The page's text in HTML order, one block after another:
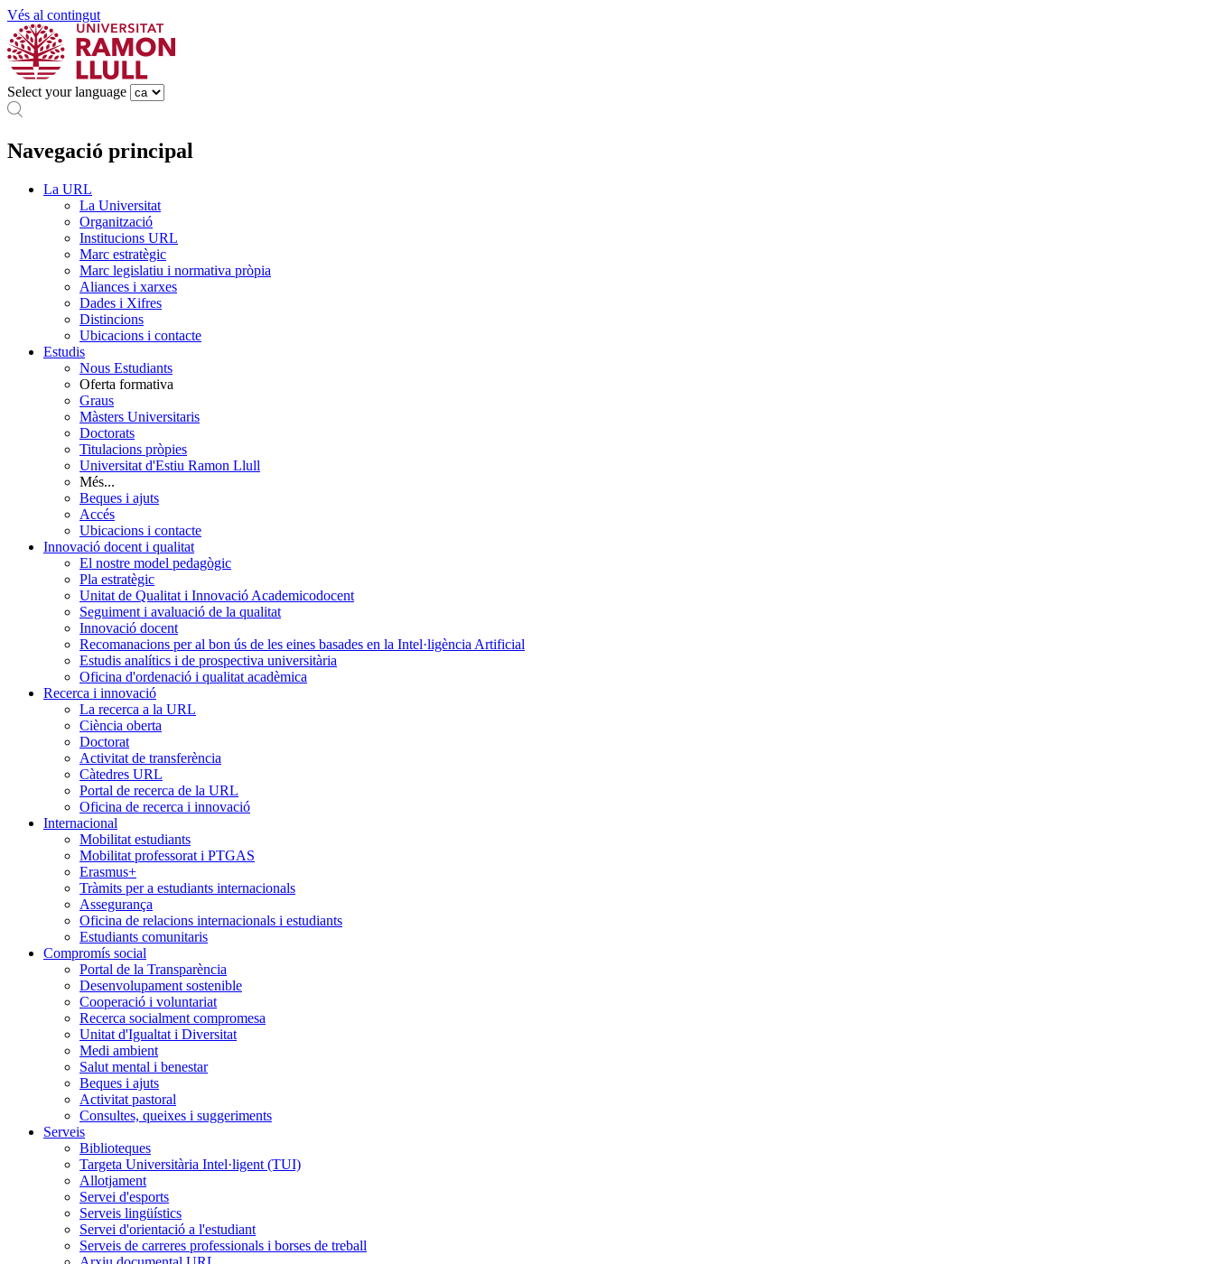
Vés al contingut
Select your language
Navegació principal
La URL
La Universitat
Organització
Institucions URL
Marc estratègic
Marc legislatiu i normativa pròpia
Aliances i xarxes
Dades i Xifres
Distincions
Ubicacions i contacte
Estudis
Nous Estudiants
Oferta formativa
Graus
Màsters Universitaris
Doctorats
Titulacions pròpies
Universitat d'Estiu Ramon Llull
Més...
Beques i ajuts
Accés
Ubicacions i contacte
Innovació docent i qualitat
El nostre model pedagògic
Pla estratègic
Unitat de Qualitat i Innovació Academicodocent
Seguiment i avaluació de la qualitat
Innovació docent
Recomanacions per al bon ús de les eines basades en la Intel·ligència Artificial
Estudis analítics i de prospectiva universitària
Oficina d'ordenació i qualitat acadèmica
Recerca i innovació
La recerca a la URL
Ciència oberta
Doctorat
Activitat de transferència
Càtedres URL
Portal de recerca de la URL
Oficina de recerca i innovació
Internacional
Mobilitat estudiants
Mobilitat professorat i PTGAS
Erasmus+
Tràmits per a estudiants internacionals
Assegurança
Oficina de relacions internacionals i estudiants
Estudiants comunitaris
Compromís social
Portal de la Transparència
Desenvolupament sostenible
Cooperació i voluntariat
Recerca socialment compromesa
Unitat d'Igualtat i Diversitat
Medi ambient
Salut mental i benestar
Beques i ajuts
Activitat pastoral
Consultes, queixes i suggeriments
Serveis
Biblioteques
Targeta Universitària Intel·ligent (TUI)
Allotjament
Servei d'esports
Serveis lingüístics
Servei d'orientació a l'estudiant
Serveis de carreres professionals i borses de treball